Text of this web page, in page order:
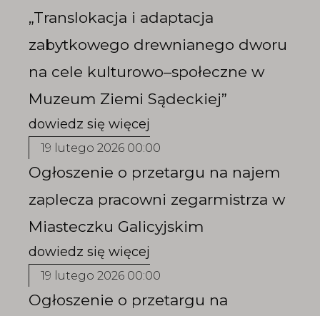
„Translokacja i adaptacja
zabytkowego drewnianego dworu
na cele kulturowo–społeczne w
Muzeum Ziemi Sądeckiej”
19 lutego 2026 00:00
Ogłoszenie o przetargu na najem
zaplecza pracowni zegarmistrza w
Miasteczku Galicyjskim
19 lutego 2026 00:00
Ogłoszenie o przetargu na